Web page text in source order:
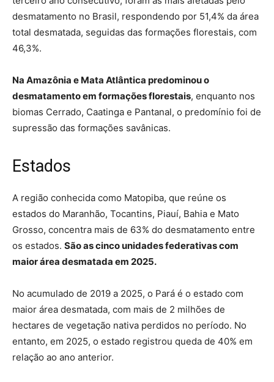
desmatamento no Brasil, respondendo por 51,4% da área
total desmatada, seguidas das formações florestais, com
46,3%.
Na Amazônia e Mata Atlântica predominou o
desmatamento em formações florestais, enquanto nos
biomas Cerrado, Caatinga e Pantanal, o predomínio foi de
supressão das formações savânicas.
Estados
A região conhecida como Matopiba, que reúne os
estados do Maranhão, Tocantins, Piauí, Bahia e Mato
Grosso, concentra mais de 63% do desmatamento entre
os estados. São as cinco unidades federativas com
maior área desmatada em 2025.
No acumulado de 2019 a 2025, o Pará é o estado com
maior área desmatada, com mais de 2 milhões de
hectares de vegetação nativa perdidos no período. No
entanto, em 2025, o estado registrou queda de 40% em
relação ao ano anterior.